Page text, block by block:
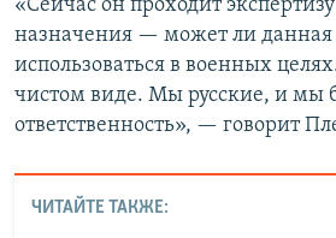
«Сейчас он проходит
назначения — может ли данная
использоваться в военных
чистом виде. Мы русские, и мы
ответственность», — говорит
ЧИТАЙТЕ ТАКЖЕ: